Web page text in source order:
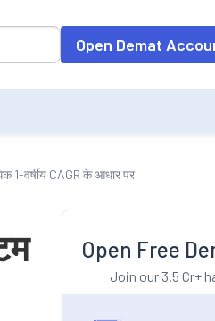
entering data into the input
Open Demat
1-वर्षीय CAGR के आधार पर
Open Free
Join our 3.5 Cr+